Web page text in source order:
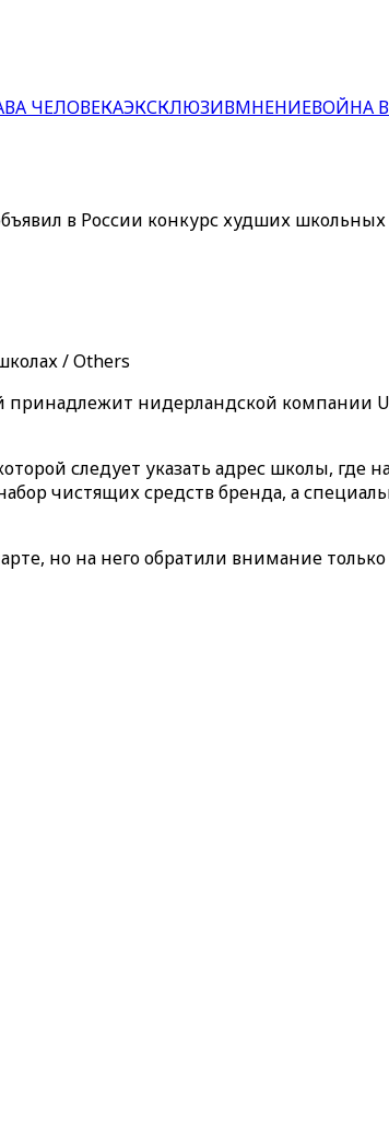
ЧЕЛОВЕКАЭКСКЛЮЗИВМНЕНИЕВОЙНА В
в России конкурс худших
/ Others
нидерландской компании
следует указать адрес школы, где
чистящих средств бренда, а
но на него обратили внимание